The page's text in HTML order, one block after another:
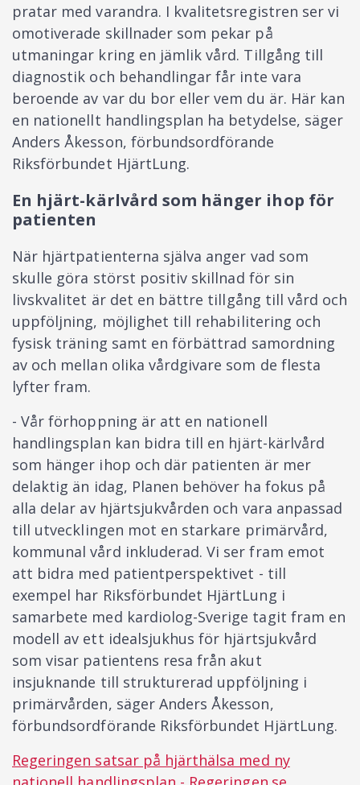
pratar med varandra. I kvalitetsregistren ser vi
omotiverade skillnader som pekar på
utmaningar kring en jämlik vård. Tillgång till
diagnostik och behandlingar får inte vara
beroende av var du bor eller vem du är. Här kan
en nationellt handlingsplan ha betydelse, säger
Anders Åkesson, förbundsordförande
Riksförbundet HjärtLung.
En hjärt-kärlvård som hänger ihop för
patienten
När hjärtpatienterna själva anger vad som
skulle göra störst positiv skillnad för sin
livskvalitet är det en bättre tillgång till vård och
uppföljning, möjlighet till rehabilitering och
fysisk träning samt en förbättrad samordning
av och mellan olika vårdgivare som de flesta
lyfter fram.
- Vår förhoppning är att en nationell
handlingsplan kan bidra till en hjärt-kärlvård
som hänger ihop och där patienten är mer
delaktig än idag, Planen behöver ha fokus på
alla delar av hjärtsjukvården och vara anpassad
till utvecklingen mot en starkare primärvård,
kommunal vård inkluderad. Vi ser fram emot
att bidra med patientperspektivet - till
exempel har Riksförbundet HjärtLung i
samarbete med kardiolog-Sverige tagit fram en
modell av ett idealsjukhus för hjärtsjukvård
som visar patientens resa från akut
insjuknande till strukturerad uppföljning i
primärvården, säger Anders Åkesson,
förbundsordförande Riksförbundet HjärtLung.
Regeringen satsar på hjärthälsa med ny